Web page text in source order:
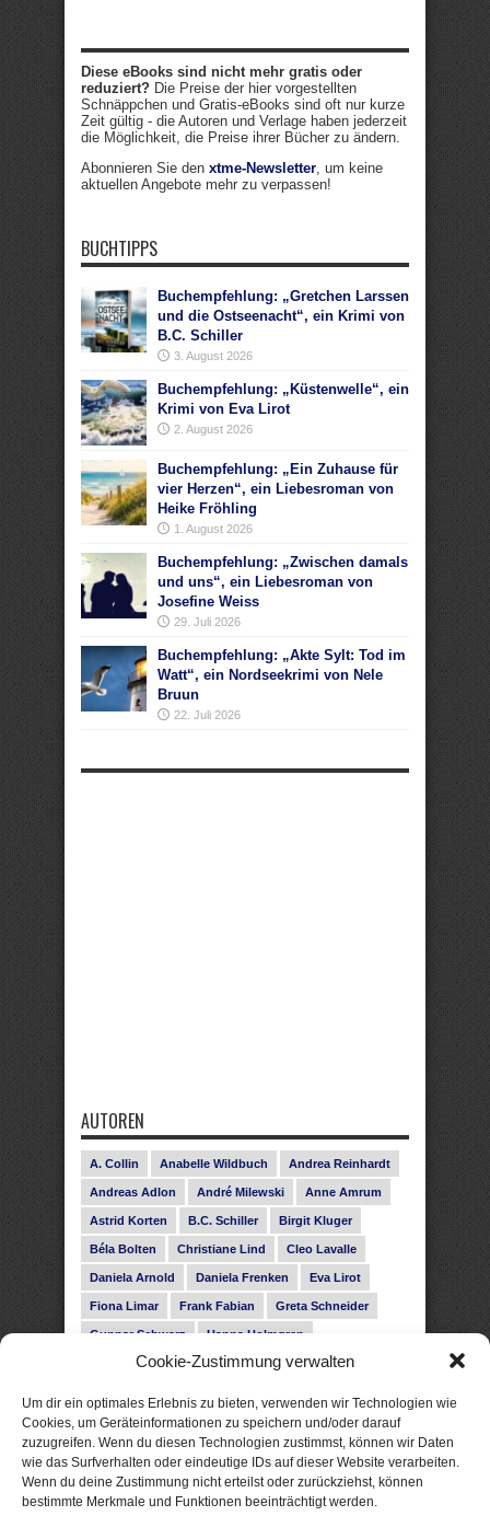
Cookie-Zustimmung verwalten
Um dir ein optimales Erlebnis zu bieten, verwenden wir Technologien wie
Cookies, um Geräteinformationen zu speichern und/oder darauf
zuzugreifen. Wenn du diesen Technologien zustimmst, können wir Daten
wie das Surfverhalten oder eindeutige IDs auf dieser Website verarbeiten.
Wenn du deine Zustimmung nicht erteilst oder zurückziehst, können
bestimmte Merkmale und Funktionen beeinträchtigt werden.
Diese eBooks sind nicht mehr gratis oder
reduziert? Die Preise der hier vorgestellten
Schnäppchen und Gratis-eBooks sind oft nur kurze
Zeit gültig - die Autoren und Verlage haben jederzeit
die Möglichkeit, die Preise ihrer Bücher zu ändern.
Abonnieren Sie den xtme-Newsletter, um keine
aktuellen Angebote mehr zu verpassen!
BUCHTIPPS
Buchempfehlung: „Gretchen Larssen
und die Ostseenacht“, ein Krimi von
B.C. Schiller
3. August 2026
Buchempfehlung: „Küstenwelle“, ein
Krimi von Eva Lirot
2. August 2026
Buchempfehlung: „Ein Zuhause für
vier Herzen“, ein Liebesroman von
Heike Fröhling
1. August 2026
Buchempfehlung: „Zwischen damals
und uns“, ein Liebesroman von
Josefine Weiss
29. Juli 2026
Buchempfehlung: „Akte Sylt: Tod im
Watt“, ein Nordseekrimi von Nele
Bruun
22. Juli 2026
AUTOREN
A. Collin Anabelle Wildbuch Andrea Reinhardt
Andreas Adlon André Milewski Anne Amrum
Astrid Korten B.C. Schiller Birgit Kluger
Béla Bolten Christiane Lind Cleo Lavalle
Daniela Arnold Daniela Frenken Eva Lirot
Fiona Limar Frank Fabian Greta Schneider
Gunnar Schwarz Hanna Holmgren
Heike Fröhling Ina Glahe Ivo Pala J. Vellguth
Leonie Haubrich Lilly Labord Livia Pipes
Malin Blunk Marcus Hünnebeck Martin Krist
Melisa Schwermer Nele Bruun Nika Lubitsch
Noah Fitz Nora Amelie René Junge